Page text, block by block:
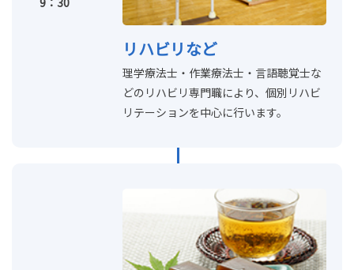
リハビリなど
理学療法士・作業療法士・言語聴覚士な
どのリハビリ専門職により、個別リハビ
リテーションを中心に行います。